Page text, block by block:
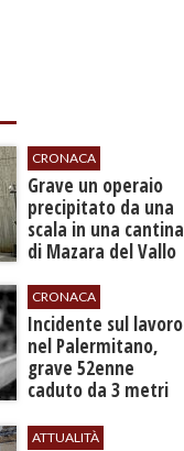
CRONACA
​Grave un operaio
precipitato da una
scala in una cantina
di Mazara del Vallo
CRONACA
​Incidente sul lavoro
nel Palermitano,
grave 52enne
caduto da 3 metri
ATTUALITÀ